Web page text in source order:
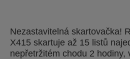
Nezastavitelná skartovačka!
X415 skartuje až 15 listů
nepřetržitém chodu 2 hodiny,